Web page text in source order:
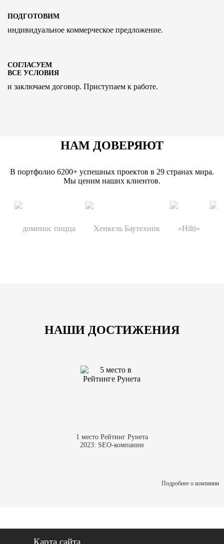
ПОДГОТОВИМ
индивидуальное коммерческое предложение.
СОГЛАСУЕМ
ВСЕ УСЛОВИЯ
и заключаем договор. Приступаем к работе.
НАМ ДОВЕРЯЮТ
В портфолио 6200+ успешных проектов в 29 странах мира.
Мы ценим наших клиентов.
НАШИ ДОСТИЖЕНИЯ
1 место Рейтинг Рунета
2023: SEO-компании
Подробнее о компании